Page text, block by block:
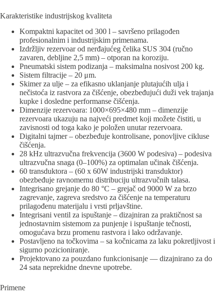
Karakteristike industrijskog kvaliteta
Kompaktni kapacitet od 300 l – savršeno prilagođen
profesionalnim i industrijskim primenama.
Izdržljiv rezervoar od nerđajućeg čelika SUS 304 (ručno
zavaren, debljine 2,5 mm) – otporan na koroziju.
Pneumatski sistem podizanja – maksimalna nosivost 200 kg.
Sistem filtracije – 20 μm.
Skimer za ulje – za efikasno uklanjanje plutajućih ulja i
nečistoća iz rastvora za čišćenje, obezbeđujući duži vek trajanja
kupke i dosledne performanse čišćenja.
Dimenzije rezervoara: 1000×695×480 mm – dimenzije
rezervoara ukazuju na najveći predmet koji možete čistiti, u
zavisnosti od toga kako je položen unutar rezervoara.
Digitalni tajmer – obezbeđuje kontrolisane, ponovljive cikluse
čišćenja.
28 kHz ultrazvučna frekvencija (3600 W podesiva) – podesiva
ultrazvučna snaga (0–100%) za optimalan učinak čišćenja.
60 transduktora – (60 x 60W industrijski transduktor)
obezbeđuje ravnomernu distribuciju ultrazvučnih talasa.
Integrisano grejanje do 80 °C – grejač od 9000 W za brzo
zagrevanje, zagreva sredstvo za čišćenje na temperaturu
prilagođenu materijalu i vrsti prljavštine.
Integrisani ventil za ispuštanje – dizajniran za praktičnost sa
jednostavnim sistemom za punjenje i ispuštanje tečnosti,
omogućava brzu promenu rastvora i lako održavanje.
Postavljeno na točkovima – sa kočnicama za laku pokretljivost i
sigurno pozicioniranje.
Projektovano za pouzdano funkcionisanje — dizajnirano za do
24 sata neprekidne dnevne upotrebe.
Primene